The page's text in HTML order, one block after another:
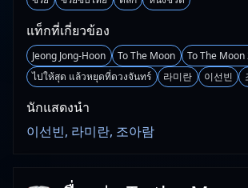
แท็กที่เกี่ยวข้อง
Jeong Jong-Hoon To The Moon
To The Moon
ไปให้สุด แล้วหยุดที่ดวงจันทร์
라미란 이선빈
นักแสดงนำ
이선빈, 라미란, 조아람